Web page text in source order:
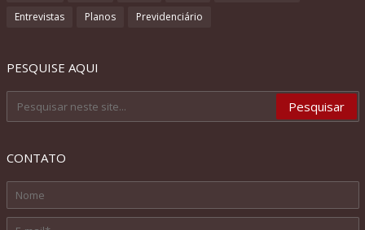
Entrevistas
Planos Previdenciário
PESQUISE AQUI
CONTATO